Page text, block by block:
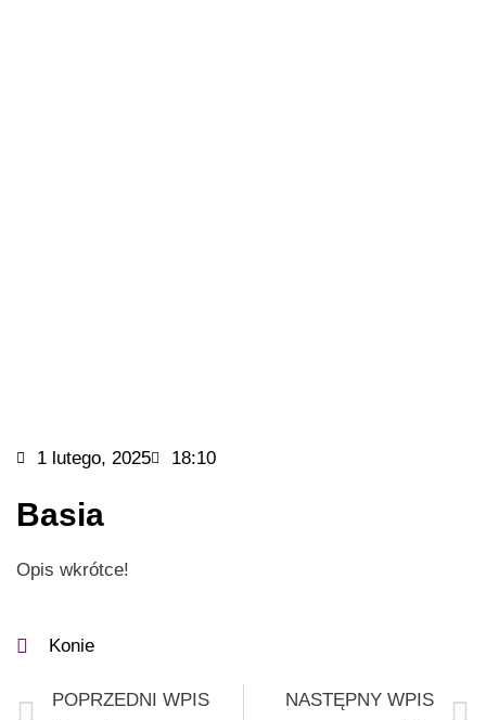
1 lutego, 2025 18:10
Basia
Opis wkrótce!
Konie
POPRZEDNI WPIS
NASTĘPNY WPIS